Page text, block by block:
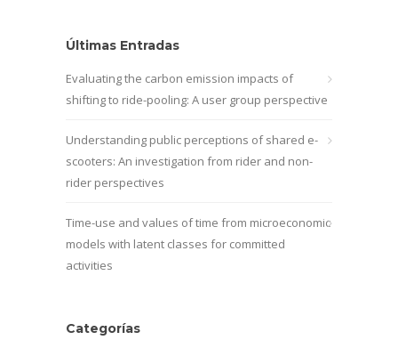
Últimas Entradas
Evaluating the carbon emission impacts of
shifting to ride-pooling: A user group perspective
Understanding public perceptions of shared e-
scooters: An investigation from rider and non-
rider perspectives
Time-use and values of time from microeconomic
models with latent classes for committed
activities
Categorías